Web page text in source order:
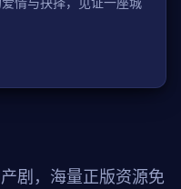
剧，海量正版资源免